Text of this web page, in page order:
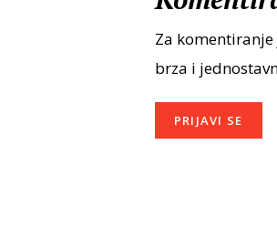
Za
brza i
PRIJAVI SE